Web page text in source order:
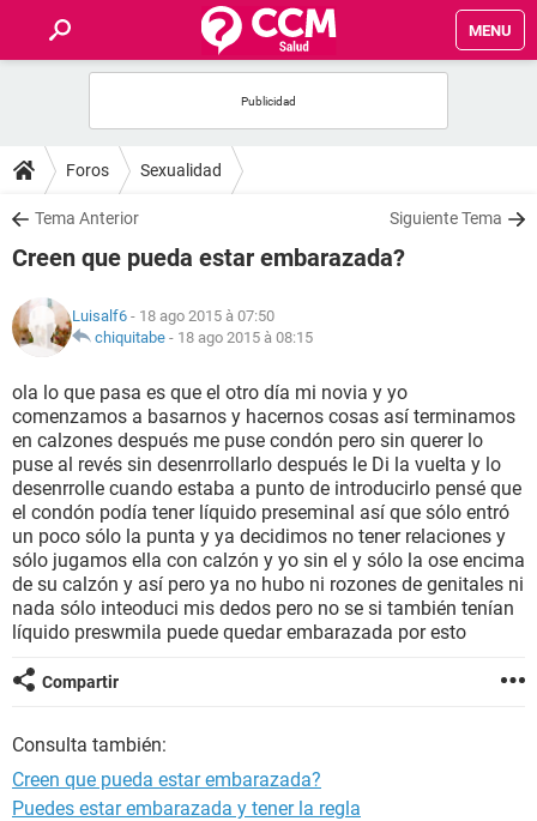
MENU
FORUMS
SALUD
NUTRICIÓN
BIENESTAR
SEXUALIDAD
GLOSARIO
Foros Sexualidad
Tema Anterior Siguiente Tema
Creen que pueda estar embarazada?
Luisalf6 - 18 ago 2015 à 07:50
chiquitabe - 18 ago 2015 à 08:15
ola lo que pasa es que el otro día mi novia y yo
comenzamos a basarnos y hacernos cosas así terminamos
en calzones después me puse condón pero sin querer lo
puse al revés sin desenrrollarlo después le Di la vuelta y lo
desenrrolle cuando estaba a punto de introducirlo pensé que
el condón podía tener líquido preseminal así que sólo entró
un poco sólo la punta y ya decidimos no tener relaciones y
sólo jugamos ella con calzón y yo sin el y sólo la ose encima
de su calzón y así pero ya no hubo ni rozones de genitales ni
nada sólo inteoduci mis dedos pero no se si también tenían
líquido preswmila puede quedar embarazada por esto
Compartir
Consulta también:
Creen que pueda estar embarazada?
Puedes estar embarazada y tener la regla